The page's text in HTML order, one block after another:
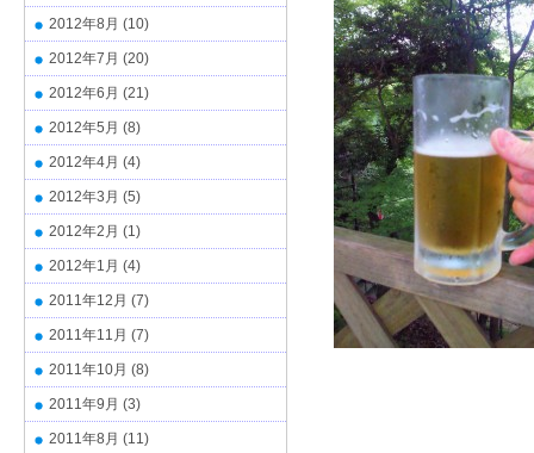
2012年8月 (10)
2012年7月 (20)
2012年6月 (21)
2012年5月 (8)
2012年4月 (4)
2012年3月 (5)
2012年2月 (1)
2012年1月 (4)
2011年12月 (7)
2011年11月 (7)
2011年10月 (8)
2011年9月 (3)
2011年8月 (11)